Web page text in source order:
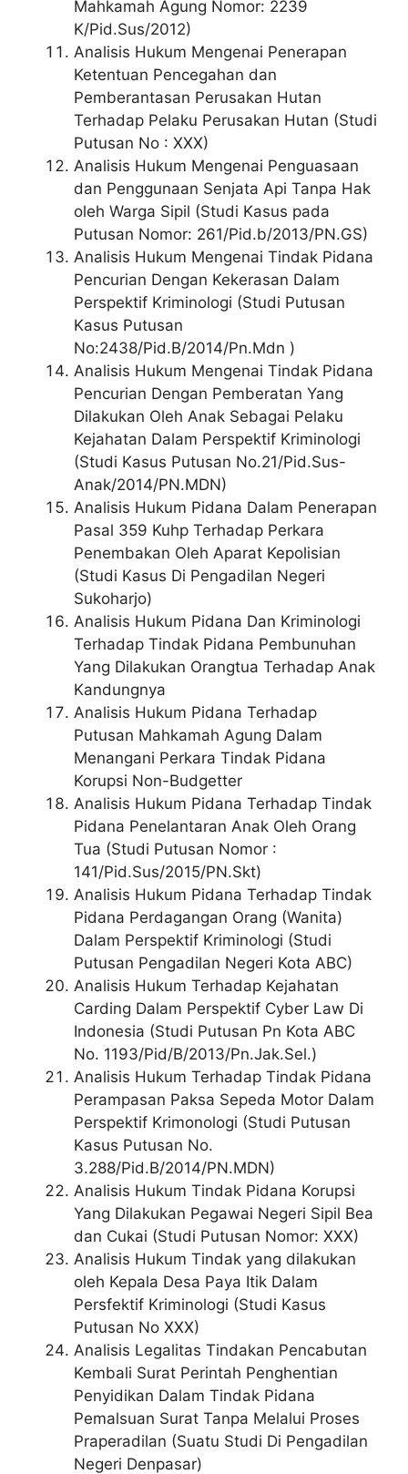
Mahkamah Agung Nomor: 2239
K/Pid.Sus/2012)
Analisis Hukum Mengenai Penerapan
Ketentuan Pencegahan dan
Pemberantasan Perusakan Hutan
Terhadap Pelaku Perusakan Hutan (Studi
Putusan No : XXX)
Analisis Hukum Mengenai Penguasaan
dan Penggunaan Senjata Api Tanpa Hak
oleh Warga Sipil (Studi Kasus pada
Putusan Nomor: 261/Pid.b/2013/PN.GS)
Analisis Hukum Mengenai Tindak Pidana
Pencurian Dengan Kekerasan Dalam
Perspektif Kriminologi (Studi Putusan
Kasus Putusan
No:2438/Pid.B/2014/Pn.Mdn )
Analisis Hukum Mengenai Tindak Pidana
Pencurian Dengan Pemberatan Yang
Dilakukan Oleh Anak Sebagai Pelaku
Kejahatan Dalam Perspektif Kriminologi
(Studi Kasus Putusan No.21/Pid.Sus-
Anak/2014/PN.MDN)
Analisis Hukum Pidana Dalam Penerapan
Pasal 359 Kuhp Terhadap Perkara
Penembakan Oleh Aparat Kepolisian
(Studi Kasus Di Pengadilan Negeri
Sukoharjo)
Analisis Hukum Pidana Dan Kriminologi
Terhadap Tindak Pidana Pembunuhan
Yang Dilakukan Orangtua Terhadap Anak
Kandungnya
Analisis Hukum Pidana Terhadap
Putusan Mahkamah Agung Dalam
Menangani Perkara Tindak Pidana
Korupsi Non-Budgetter
Analisis Hukum Pidana Terhadap Tindak
Pidana Penelantaran Anak Oleh Orang
Tua (Studi Putusan Nomor :
141/Pid.Sus/2015/PN.Skt)
Analisis Hukum Pidana Terhadap Tindak
Pidana Perdagangan Orang (Wanita)
Dalam Perspektif Kriminologi (Studi
Putusan Pengadilan Negeri Kota ABC)
Analisis Hukum Terhadap Kejahatan
Carding Dalam Perspektif Cyber Law Di
Indonesia (Studi Putusan Pn Kota ABC
No. 1193/Pid/B/2013/Pn.Jak.Sel.)
Analisis Hukum Terhadap Tindak Pidana
Perampasan Paksa Sepeda Motor Dalam
Perspektif Krimonologi (Studi Putusan
Kasus Putusan No.
3.288/Pid.B/2014/PN.MDN)
Analisis Hukum Tindak Pidana Korupsi
Yang Dilakukan Pegawai Negeri Sipil Bea
dan Cukai (Studi Putusan Nomor: XXX)
Analisis Hukum Tindak yang dilakukan
oleh Kepala Desa Paya Itik Dalam
Persfektif Kriminologi (Studi Kasus
Putusan No XXX)
Analisis Legalitas Tindakan Pencabutan
Kembali Surat Perintah Penghentian
Penyidikan Dalam Tindak Pidana
Pemalsuan Surat Tanpa Melalui Proses
Praperadilan (Suatu Studi Di Pengadilan
Negeri Denpasar)